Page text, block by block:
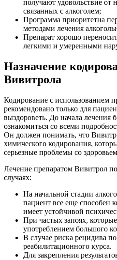
получают удовольствие от
связанных с алкоголем;
Программа приоритетна
методами лечения
Препарат хорошо
легкими и умеренными
Назначение
Вивитрола
Кодирование с использованием
рекомендовано только для
выздороветь. До начала лечения
ознакомиться со всеми
Он должен понимать, что
химического кодирования,
серьезные проблемы со
Лечение препаратом Вивитрол
случаях:
На начальной стадии
пациент все еще способен
имеет устойчивой
При частых запоях,
употреблением большого
В случае риска рецидива
реабилитационного курса.
Для закрепления